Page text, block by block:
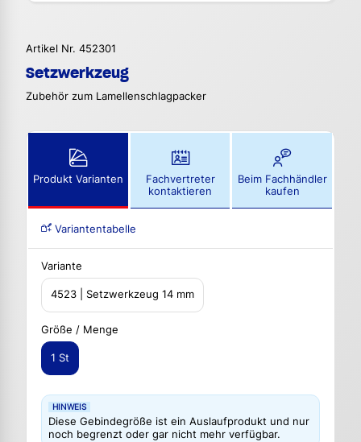
Artikel Nr. 452301
Setzwerkzeug
Zubehör zum Lamellenschlagpacker
Produkt Varianten
Fachvertreter
kontaktieren
Beim Fachhändler
kaufen
Variantentabelle
Variante
4523 | Setzwerkzeug 14 mm
Größe / Menge
1 St
HINWEIS
Diese Gebindegröße ist ein Auslaufprodukt und nur
noch begrenzt oder gar nicht mehr verfügbar.